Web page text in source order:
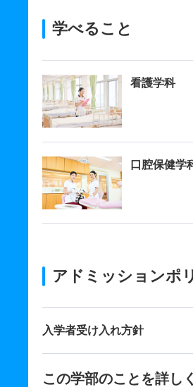
学べること
看護学科
口腔保健学
アドミッションポ
入学者受け入れ方針
この学部のことを詳し